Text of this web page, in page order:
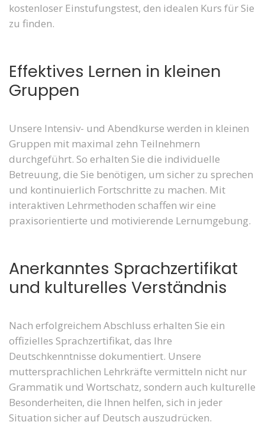
kostenloser Einstufungstest, den idealen Kurs für Sie
zu finden.
Effektives Lernen in kleinen
Gruppen
Unsere Intensiv- und Abendkurse werden in kleinen
Gruppen mit maximal zehn Teilnehmern
durchgeführt. So erhalten Sie die individuelle
Betreuung, die Sie benötigen, um sicher zu sprechen
und kontinuierlich Fortschritte zu machen. Mit
interaktiven Lehrmethoden schaffen wir eine
praxisorientierte und motivierende Lernumgebung.
Anerkanntes Sprachzertifikat
und kulturelles Verständnis
Nach erfolgreichem Abschluss erhalten Sie ein
offizielles Sprachzertifikat, das Ihre
Deutschkenntnisse dokumentiert. Unsere
muttersprachlichen Lehrkräfte vermitteln nicht nur
Grammatik und Wortschatz, sondern auch kulturelle
Besonderheiten, die Ihnen helfen, sich in jeder
Situation sicher auf Deutsch auszudrücken.